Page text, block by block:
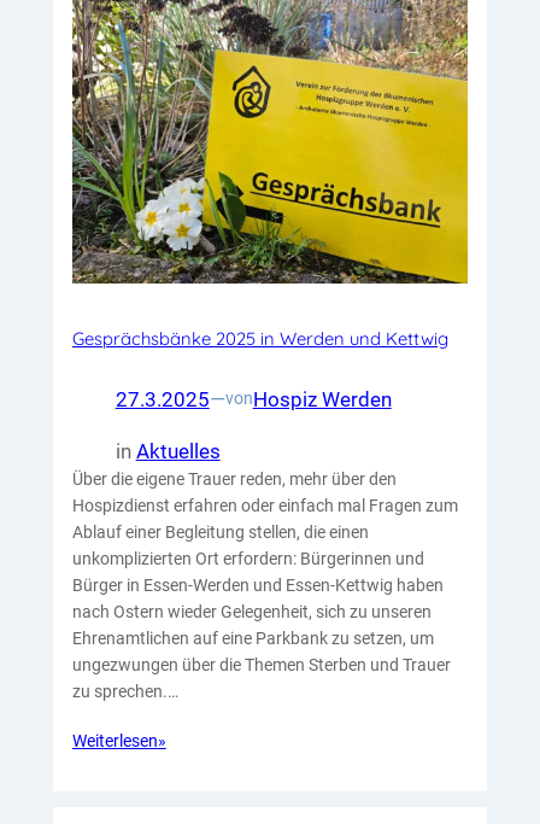
Gesprächsbänke 2025 in Werden und Kettwig
27.3.2025—vonHospiz Werden
in Aktuelles
Über die eigene Trauer reden, mehr über den
Hospizdienst erfahren oder einfach mal Fragen zum
Ablauf einer Begleitung stellen, die einen
unkomplizierten Ort erfordern: Bürgerinnen und
Bürger in Essen-Werden und Essen-Kettwig haben
nach Ostern wieder Gelegenheit, sich zu unseren
Ehrenamtlichen auf eine Parkbank zu setzen, um
ungezwungen über die Themen Sterben und Trauer
zu sprechen.…
Weiterlesen»